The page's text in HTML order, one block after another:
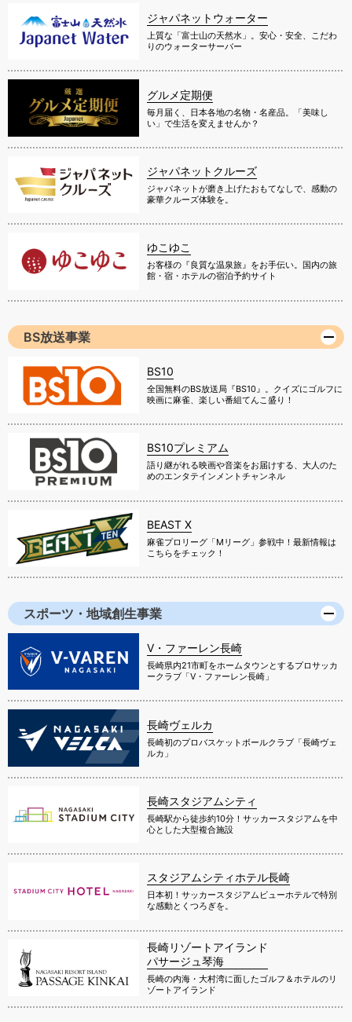
ジャパネットウォーター
上質な「富士山の天然水」。安心・安全、こだわ
りのウォーターサーバー
グルメ定期便
毎月届く、日本各地の名物・名産品。「美味し
い」で生活を変えませんか？
ジャパネットクルーズ
ジャパネットが磨き上げたおもてなしで、感動の
豪華クルーズ体験を。
ゆこゆこ
お客様の『良質な温泉旅』をお手伝い。国内の旅
館・宿・ホテルの宿泊予約サイト
BS放送事業
BS10
全国無料のBS放送局『BS10』。クイズにゴルフに
映画に麻雀、楽しい番組てんこ盛り！
BS10プレミアム
語り継がれる映画や音楽をお届けする、大人のた
めのエンタテインメントチャンネル
BEAST X
麻雀プロリーグ「Mリーグ」参戦中！最新情報は
こちらをチェック！
スポーツ・地域創生事業
V・ファーレン長崎
長崎県内21市町をホームタウンとするプロサッカ
ークラブ「V・ファーレン長崎」
長崎ヴェルカ
長崎初のプロバスケットボールクラブ「長崎ヴェ
ルカ」
長崎スタジアムシティ
長崎駅から徒歩約10分！サッカースタジアムを中
心とした大型複合施設
スタジアムシティホテル長崎
日本初！サッカースタジアムビューホテルで特別
な感動とくつろぎを。
長崎リゾートアイランド
パサージュ琴海
長崎の内海・大村湾に面したゴルフ＆ホテルのリ
ゾートアイランド